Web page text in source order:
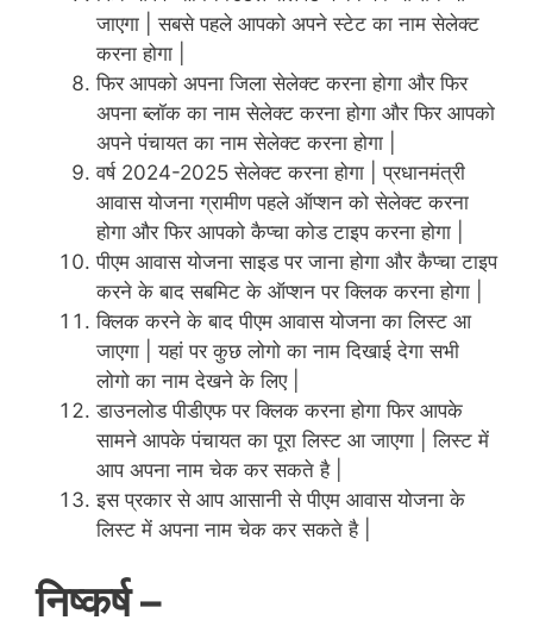
जाएगा | सबसे पहले आपको अपने स्टेट का नाम सेलेक्ट
करना होगा |
फिर आपको अपना जिला सेलेक्ट करना होगा और फिर
अपना ब्लॉक का नाम सेलेक्ट करना होगा और फिर आपको
अपने पंचायत का नाम सेलेक्ट करना होगा |
वर्ष 2024-2025 सेलेक्ट करना होगा | प्रधानमंत्री
आवास योजना ग्रामीण पहले ऑप्शन को सेलेक्ट करना
होगा और फिर आपको कैप्चा कोड टाइप करना होगा |
पीएम आवास योजना साइड पर जाना होगा और कैप्चा टाइप
करने के बाद सबमिट के ऑप्शन पर क्लिक करना होगा |
क्लिक करने के बाद पीएम आवास योजना का लिस्ट आ
जाएगा | यहां पर कुछ लोगो का नाम दिखाई देगा सभी
लोगो का नाम देखने के लिए |
डाउनलोड पीडीएफ पर क्लिक करना होगा फिर आपके
सामने आपके पंचायत का पूरा लिस्ट आ जाएगा | लिस्ट में
आप अपना नाम चेक कर सकते है |
इस प्रकार से आप आसानी से पीएम आवास योजना के
लिस्ट में अपना नाम चेक कर सकते है |
निष्कर्ष –